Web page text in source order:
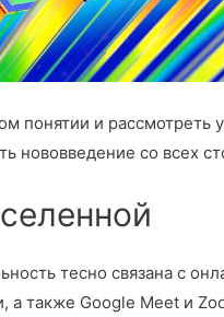
понятии и
нововведение со всех
тесно связана с
а также Google Meet и